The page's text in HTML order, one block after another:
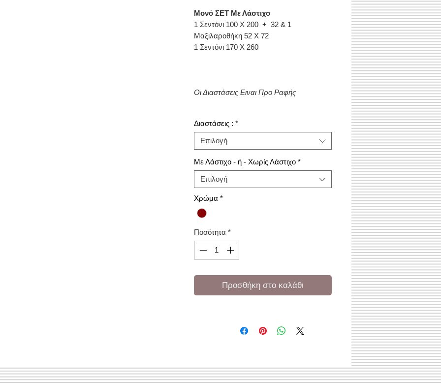
Μονό ΣΕΤ Με Λάστιχο
1 Σεντόνι 100 Χ 200 + 32 & 1
Μαξιλαροθήκη 52 Χ 72
1 Σεντόνι 170 Χ 260
Οι Διαστάσεις Ειναι Προ Ραφής
Διαστάσεις : *
Επιλογή
Με Λάστιχο - ή - Χωρίς Λάστιχο *
Επιλογή
Χρώμα *
Ποσότητα *
Προσθήκη στο καλάθι